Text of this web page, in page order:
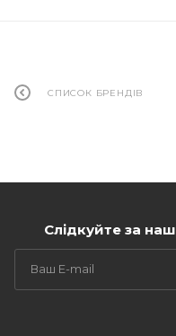
СПИСОК БРЕНДІВ
Слідкуйте за